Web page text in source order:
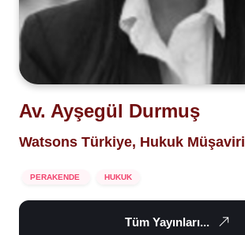
Av. Ayşegül Durmuş
Watsons Türkiye, Hukuk Müşaviri
PERAKENDE HUKUK
Tüm Yayınları...